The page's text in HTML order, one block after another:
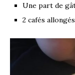
Une part de
2 cafés